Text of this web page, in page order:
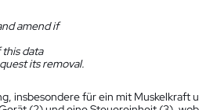
amend if
data
its removal.
insbesondere für ein mit Muskelkraft